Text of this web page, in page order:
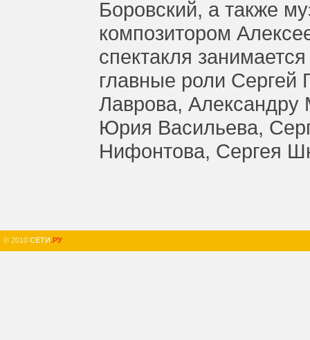
Боровский, а также
композитором
спектакля
главные роли Сергей
Лаврова, Александру
Юрия Васильева,
Нифонтова, Сергея
© 2010 СЕТИ.РУ